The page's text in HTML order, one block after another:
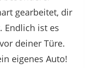
gearbeitet, dir
Endlich ist es
deiner Türe.
eigenes Auto!